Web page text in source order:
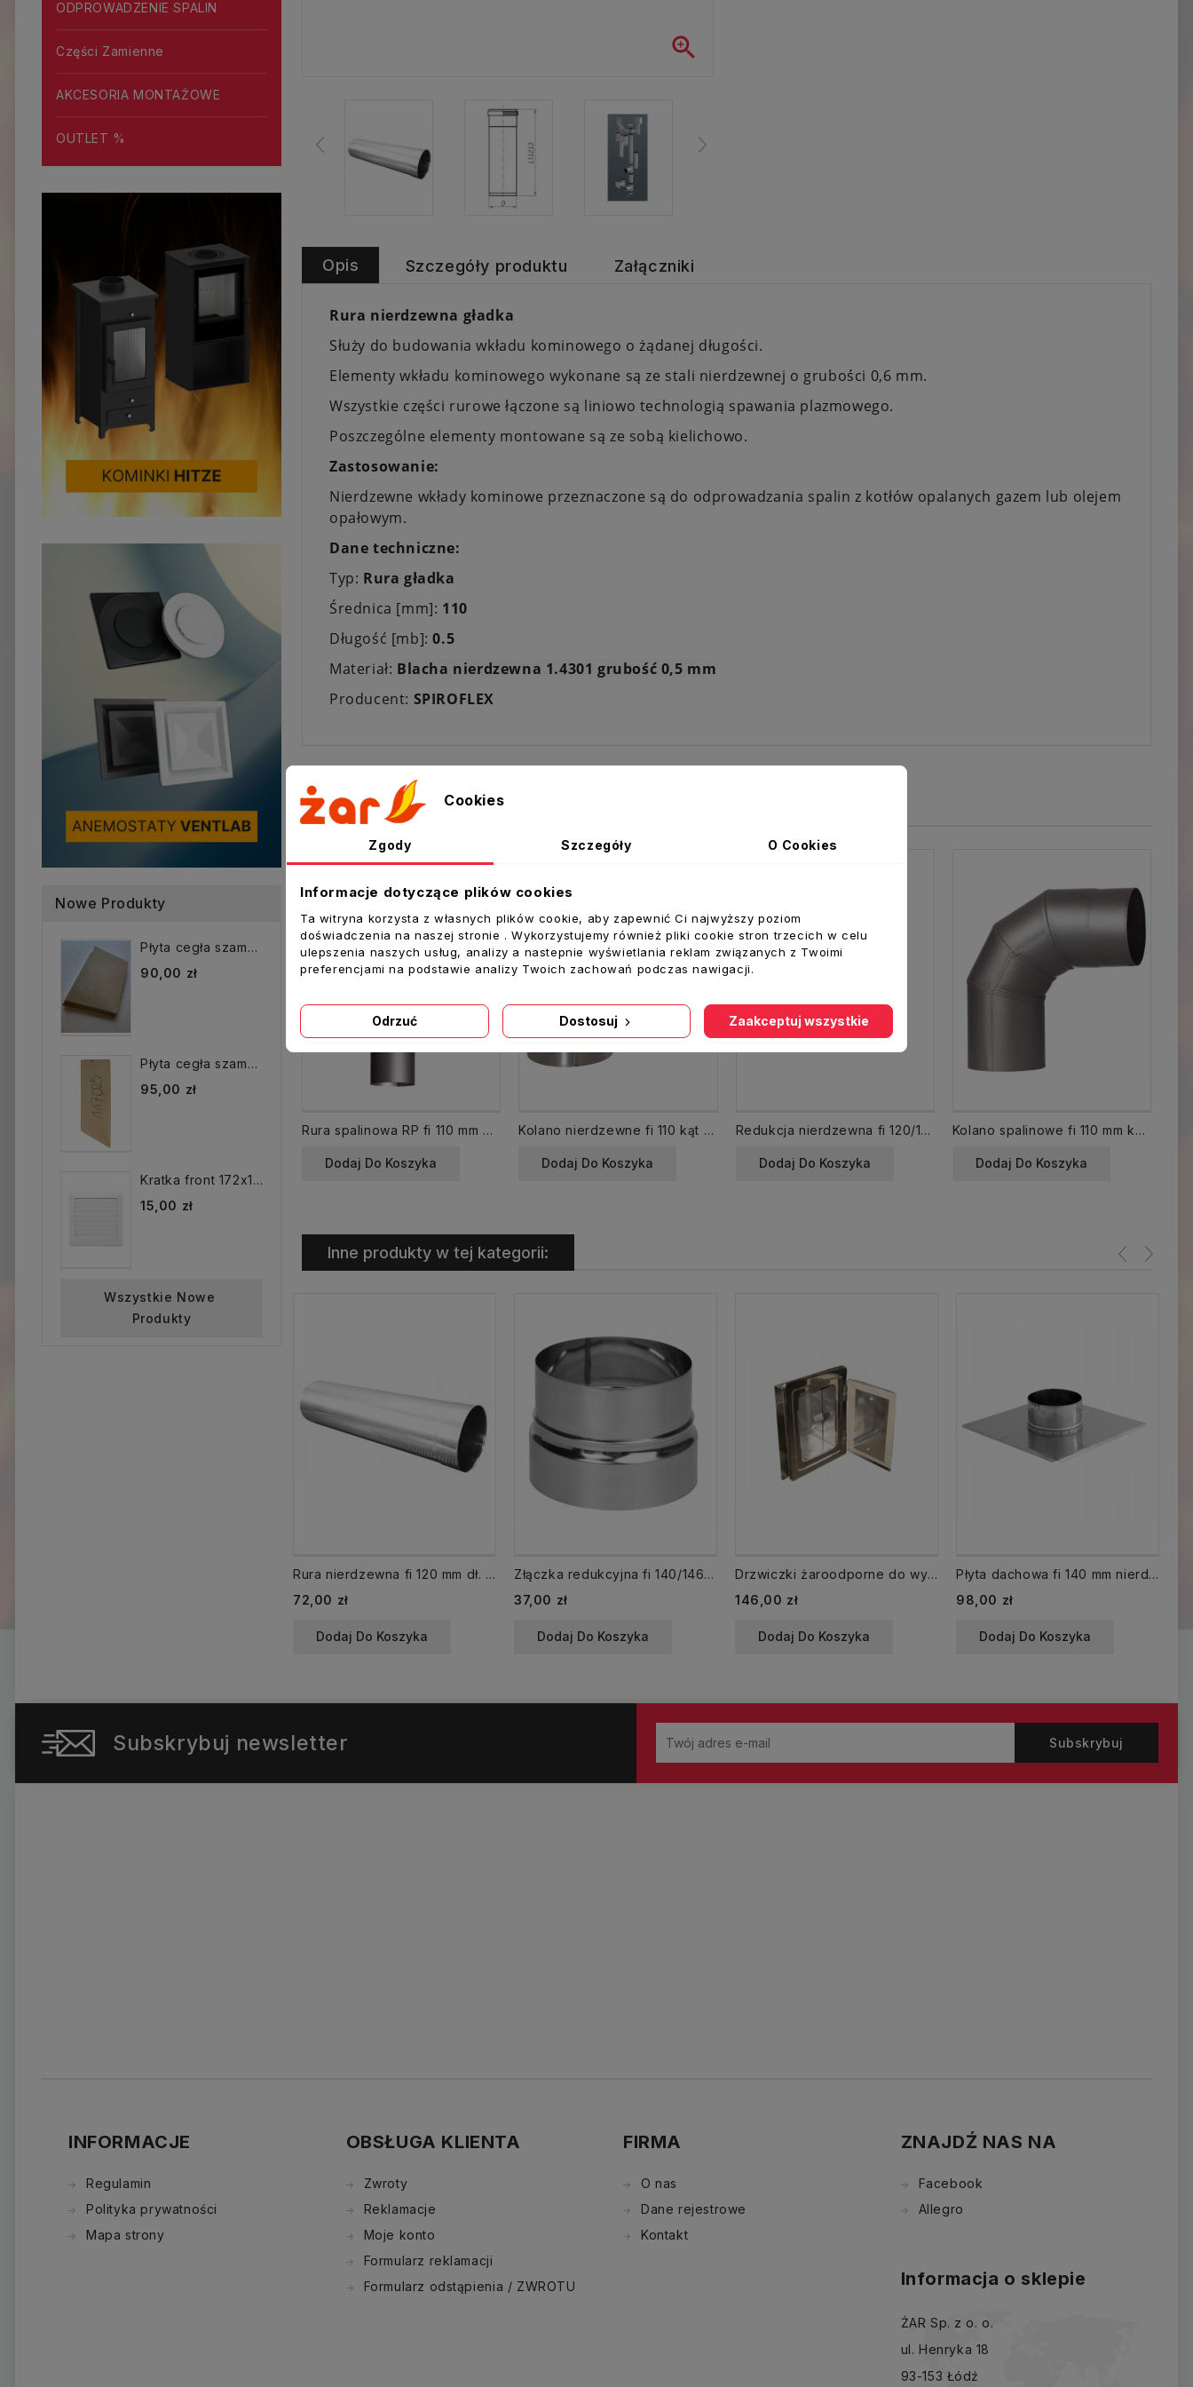
ODPROWADZENIE SPALIN
Części Zamienne
AKCESORIA MONTAŻOWE
OUTLET %
Nowe Produkty
Płyta cegła szamotowa...
90,00 zł
Płyta cegła szamotowa...
95,00 zł
Kratka front 172x172 mm...
15,00 zł
Wszystkie Nowe
Produkty

Opis Szczegóły produktu Załączniki
Rura nierdzewna gładka
Służy do budowania wkładu kominowego o żądanej długości.
Elementy wkładu kominowego wykonane są ze stali nierdzewnej o grubości 0,6 mm.
Wszystkie części rurowe łączone są liniowo technologią spawania plazmowego.
Poszczególne elementy montowane są ze sobą kielichowo.
Zastosowanie:
Nierdzewne wkłady kominowe przeznaczone są do odprowadzania spalin z kotłów opalanych gazem lub olejem
opałowym.
Dane techniczne:
Typ: Rura gładka
Średnica [mm]: 110
Długość [mb]:0.5
Materiał: Blacha nierdzewna 1.4301 grubość 0,5 mm
Producent: SPIROFLEX
Sprzedaż krzyżowa produktów
Rura spalinowa RP fi 110 mm dł. 500 mm CZ6 dymna
Dodaj Do Koszyka
Kolano nierdzewne fi 110 kąt regulowany w zakresie 0-90 nastawne
Dodaj Do Koszyka
Redukcja nierdzewna fi 120/110 mm zwężka łącznik
Dodaj Do Koszyka
Kolano spalinowe fi 110 mm kąt 90 st. stałe CZ6
Dodaj Do Koszyka
Inne produkty w tej kategorii:
Rura nierdzewna fi 120 mm dł. 500 mm 0,5 mb
Cena
72,00 zł
Dodaj Do Koszyka
Złączka redukcyjna fi 140/146 mm nierdzewna
Cena
37,00 zł
Dodaj Do Koszyka
Drzwiczki żaroodporne do wyczystki 125x185
Cena
146,00 zł
Dodaj Do Koszyka
Płyta dachowa fi 140 mm nierdzewna
Cena
98,00 zł
Dodaj Do Koszyka
Subskrybuj newsletter
INFORMACJE
Regulamin
Polityka prywatności
Mapa strony
OBSŁUGA KLIENTA
Zwroty
Reklamacje
Moje konto
Formularz reklamacji
Formularz odstąpienia / ZWROTU
FIRMA
O nas
Dane rejestrowe
Kontakt
ZNAJDŹ NAS NA
Facebook
Allegro
Informacja o sklepie
ŻAR Sp. z o. o.
ul. Henryka 18
93-153 Łódź
Cookies
Zgody Szczegóły O Cookies
Informacje dotyczące plików cookies
Ta witryna korzysta z własnych plików cookie, aby zapewnić Ci najwyższy poziom
doświadczenia na naszej stronie . Wykorzystujemy również pliki cookie stron trzecich w celu
ulepszenia naszych usług, analizy a nastepnie wyświetlania reklam związanych z Twoimi
preferencjami na podstawie analizy Twoich zachowań podczas nawigacji.
Odrzuć Dostosuj Zaakceptuj wszystkie